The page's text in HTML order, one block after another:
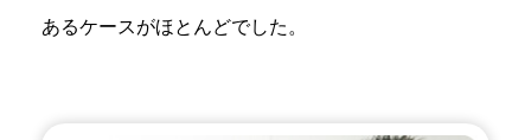
あるケースがほとんどでした。